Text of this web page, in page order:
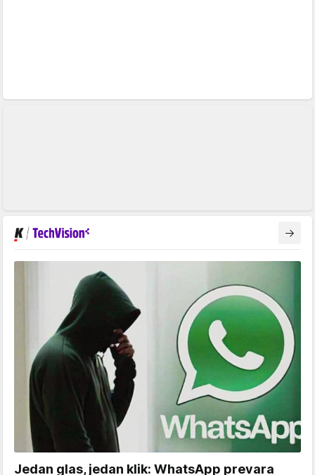
Jedan glas, jedan klik: WhatsApp prevara